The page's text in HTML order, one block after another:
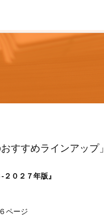
すすめラインアップ」
０２７年版』
ページ